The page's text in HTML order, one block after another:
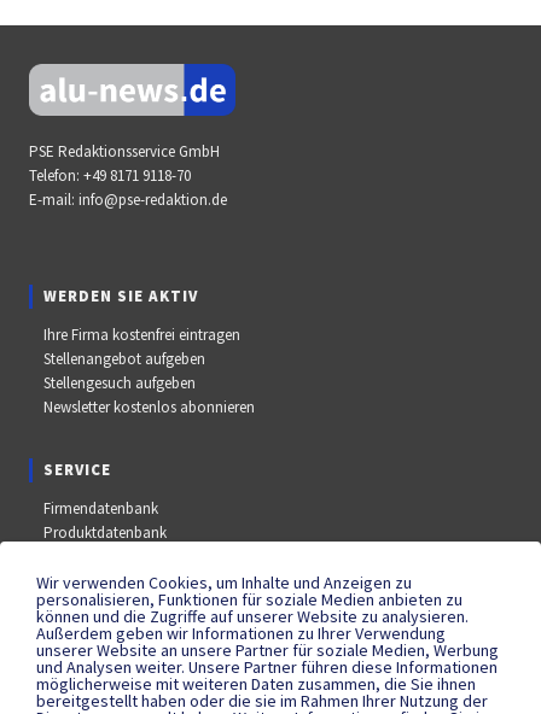
PSE Redaktionsservice GmbH
Telefon: +49 8171 9118-70
E-mail: info@pse-redaktion.de
WERDEN SIE AKTIV
Ihre Firma kostenfrei eintragen
Stellenangebot aufgeben
Stellengesuch aufgeben
Newsletter kostenlos abonnieren
SERVICE
Firmendatenbank
Produktdatenbank
Aus- und Weiterbildungsdatenbank
Messe- und Kongressdatenbank
SOCIAL MEDIA
YouTube
Wir verwenden Cookies, um Inhalte und Anzeigen zu
personalisieren, Funktionen für soziale Medien anbieten zu
können und die Zugriffe auf unserer Website zu analysieren.
Außerdem geben wir Informationen zu Ihrer Verwendung
unserer Website an unsere Partner für soziale Medien, Werbung
und Analysen weiter. Unsere Partner führen diese Informationen
möglicherweise mit weiteren Daten zusammen, die Sie ihnen
bereitgestellt haben oder die sie im Rahmen Ihrer Nutzung der